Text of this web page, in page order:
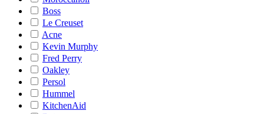
Boss
Le Creuset
Acne
Kevin Murphy
Fred Perry
Oakley
Persol
Hummel
KitchenAid